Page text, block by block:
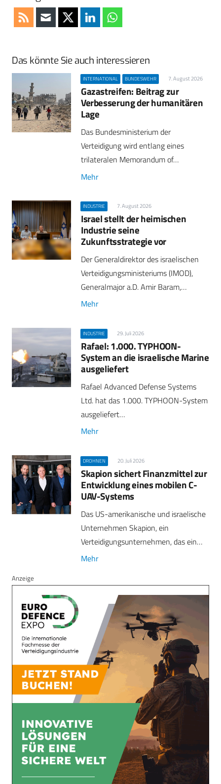
Das könnte Sie auch interessieren
INTERNATIONAL BUNDESWEHR 7. August 2026
Gazastreifen: Beitrag zur
Verbesserung der humanitären
Lage
Das Bundesministerium der
Verteidigung wird entlang eines
trilateralen Memorandum of…
Mehr
INDUSTRIE 7. August 2026
Israel stellt der heimischen
Industrie seine
Zukunftsstrategie vor
Der Generaldirektor des israelischen
Verteidigungsministeriums (IMOD),
Generalmajor a.D. Amir Baram,…
Mehr
INDUSTRIE 29. Juli 2026
Rafael: 1.000. TYPHOON-
System an die israelische Marine
ausgeliefert
Rafael Advanced Defense Systems
Ltd. hat das 1.000. TYPHOON-System
ausgeliefert…
Mehr
DROHNEN 20. Juli 2026
Skapion sichert Finanzmittel zur
Entwicklung eines mobilen C-
UAV-Systems
Das US-amerikanische und israelische
Unternehmen Skapion, ein
Verteidigungsunternehmen, das ein…
Mehr
Anzeige